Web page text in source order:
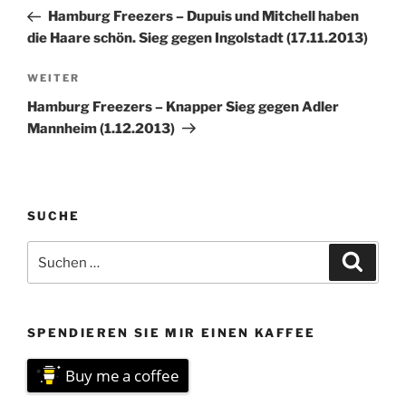
Beitrag
Hamburg Freezers – Dupuis und Mitchell haben
die Haare schön. Sieg gegen Ingolstadt (17.11.2013)
Nächster
Beitrag
WEITER
Hamburg Freezers – Knapper Sieg gegen Adler
Mannheim (1.12.2013)
SUCHE
nach:
SPENDIEREN SIE MIR EINEN KAFFEE
Buy me a coffee